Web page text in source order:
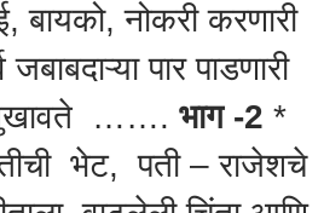
नोकरी करणारी
पार पाडणारी
सुखावते ……. भाग -2 *
भेट, पती – राजेशचे